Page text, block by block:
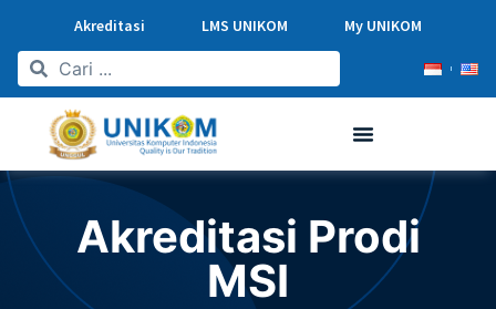
Akreditasi LMS UNIKOM My UNIKOM
Akreditasi Prodi
MSI